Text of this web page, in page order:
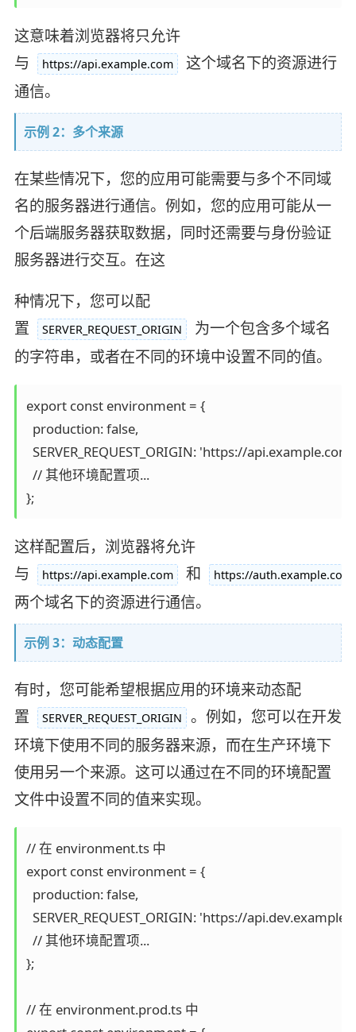
这意味着浏览器将只允许
与
https://api.example.com
这个域名下的资源进行
通信。
示例 2：多个来源
在某些情况下，您的应用可能需要与多个不同域
名的服务器进行通信。例如，您的应用可能从一
个后端服务器获取数据，同时还需要与身份验证
服务器进行交互。在这
种情况下，您可以配
置
SERVER_REQUEST_ORIGIN
为一个包含多个域名
的字符串，或者在不同的环境中设置不同的值。
export const environment = {
  production: false,
SERVER_REQUEST_ORIGIN: 'https://
  // 其他环境配置项...
};
这样配置后，浏览器将允许
与
https://api.example.com 和 https://auth.example.com
两个域名下的资源进行通信。
示例 3：动态配置
有时，您可能希望根据应用的环境来动态配
置
SERVER_REQUEST_ORIGIN
。例如，您可以在开发
环境下使用不同的服务器来源，而在生产环境下
使用另一个来源。这可以通过在不同的环境配置
文件中设置不同的值来实现。
// 在 environment.ts 中
export const environment = {
  production: false,
SERVER_REQUEST_ORIGIN: 'https://
  // 其他环境配置项...
};
// 在 environment.prod.ts 中